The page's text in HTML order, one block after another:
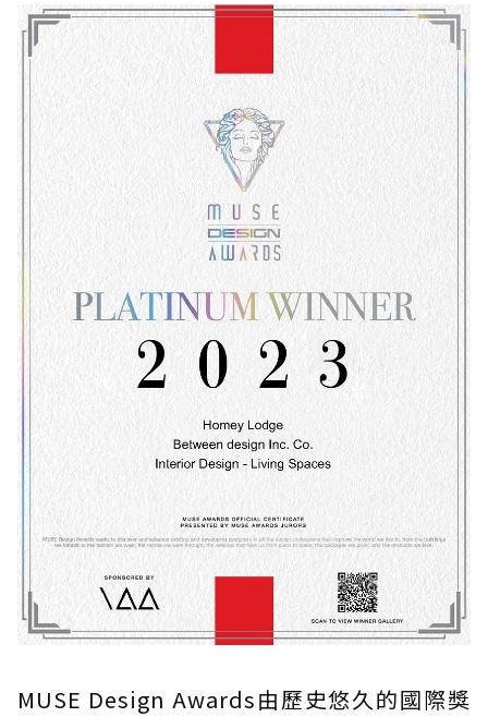
MUSE Design Awards由歷史悠久的國際獎